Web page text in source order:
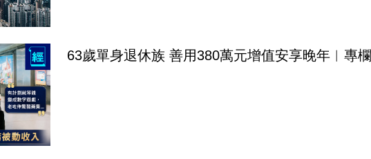
63歲單身退休族 善用380萬元增值安享晚年︳專欄